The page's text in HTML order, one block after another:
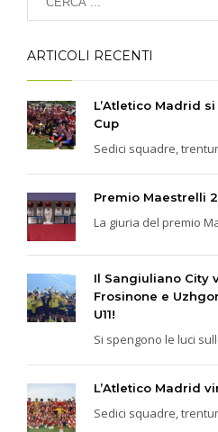
ARTICOLI RECENTI
L’Atletico Madrid
Cup
Sedici squadre,
Premio Maestrelli
La giuria del premio
Il Sangiuliano City
Frosinone e
U11!
Si spengono le luci
L’Atletico Madrid
Sedici squadre,